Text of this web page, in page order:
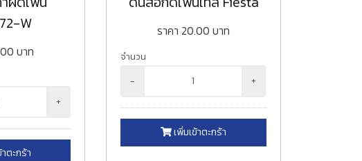
W
บาท
+
ตะกร้า
ราคา 20.00 บาท
จำนวน
- +
เพิ่มเข้าตะกร้า